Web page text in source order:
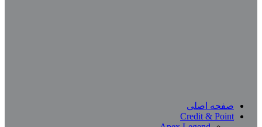
صفحه اصلی
Credit & Point